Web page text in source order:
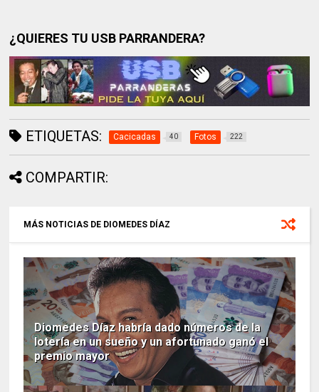
¿QUIERES TU USB PARRANDERA?
ETIQUETAS: Cacicadas 40 Fotos 222
COMPARTIR:
MÁS NOTICIAS DE DIOMEDES DÍAZ
Diomedes Díaz habría dado números de la
lotería en un sueño y un afortunado ganó el
premio mayor